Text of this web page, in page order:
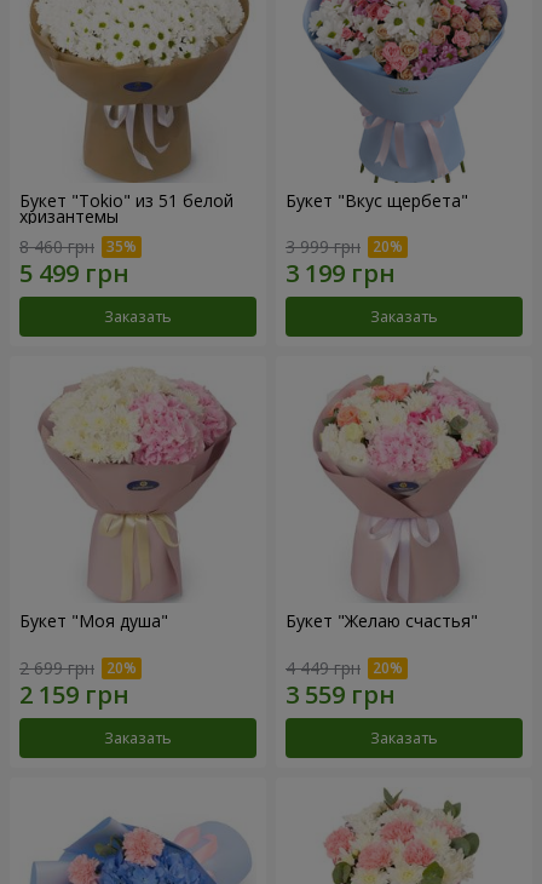
Букет "Tokio" из 51 белой
хризантемы
8 460 грн
Заказать
Букет "Вкус щербета"
3 999 грн
Заказать
Букет "Моя душа"
2 699 грн
Заказать
Букет "Желаю счастья"
4 449 грн
Заказать